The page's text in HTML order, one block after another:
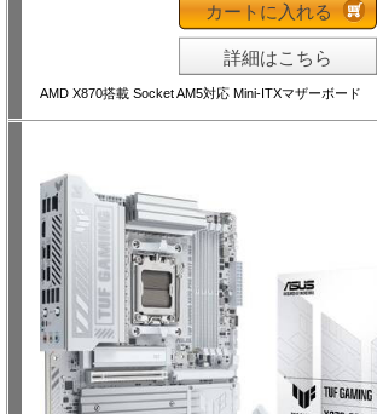
カートに入れる
詳細はこちら
AMD X870搭載 Socket AM5対応 Mini-ITXマザーボード